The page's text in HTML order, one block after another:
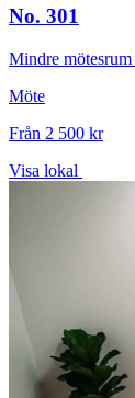
No. 301
Mindre
Möte
Från 2 500 kr
Visa lokal